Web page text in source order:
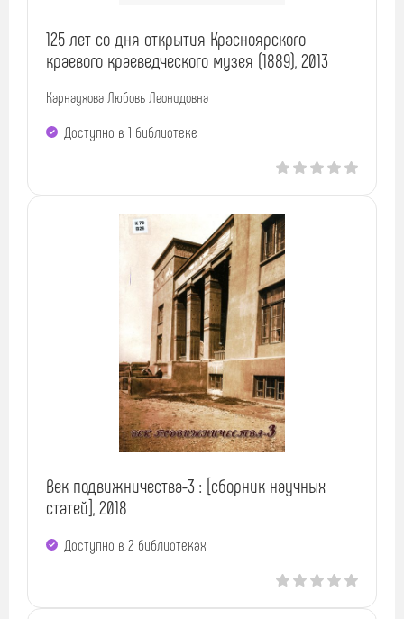
125 лет со дня открытия Красноярского
краевого краеведческого музея (1889), 2013
Карнаухова Любовь Леонидовна
Доступно в 1 библиотекe
Век подвижничества-3 : [сборник научных
статей], 2018
Доступно в 2 библиотеках